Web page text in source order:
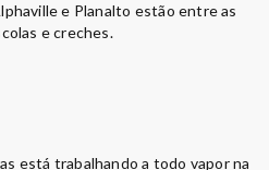
e Planalto estão entre as
e creches.
está trabalhando a todo vapor na